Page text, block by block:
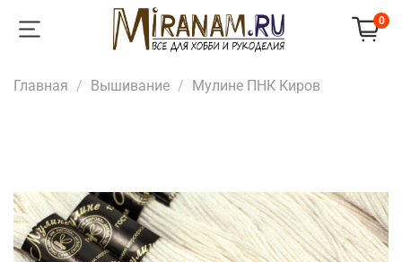
0
Главная Вышивание Мулине ПНК Киров